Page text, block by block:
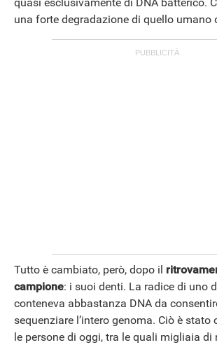
una forte degradazione di quello umano
Tutto è cambiato, però, dopo il
campione: i suoi denti. La radice di uno
conteneva abbastanza DNA da
sequenziare l’intero genoma. Ciò è
le persone di oggi, tra le quali migliaia di